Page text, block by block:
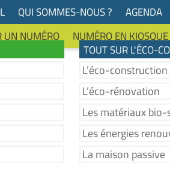
QUI SOMMES-NOUS ? AGENDA
UN NUMÉRO NUMÉRO EN KIOSQUE
TOUT SUR L'ÉCO-
L’éco-construction
L’éco-rénovation
Les matériaux
Les énergies
La maison passive